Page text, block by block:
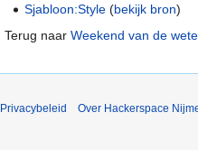
Sjabloon:Style (bekijk bron)
Terug naar Weekend van de
Privacybeleid Over Hackerspace